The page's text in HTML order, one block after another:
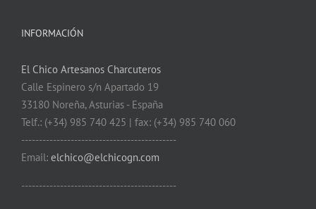
INFORMACIÓN
El Chico Artesanos Charcuteros
Calle Espinero s/n Apartado 19
33180 Noreña, Asturias - España
Telf.: (+34) 985 740 425 | fax: (+34) 985 740 060
--------------------------------------------
Email: elchico@elchicogn.com
--------------------------------------------